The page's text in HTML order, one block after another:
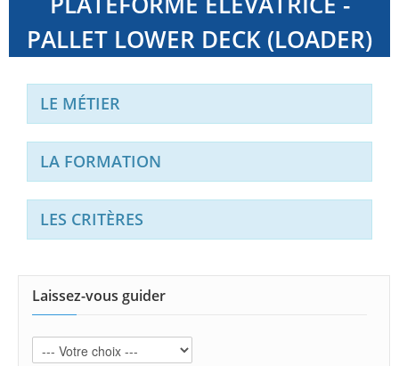
PALLET LOWER DECK (LOADER)
LE MÉTIER
LA FORMATION
LES CRITÈRES
Laissez-vous guider